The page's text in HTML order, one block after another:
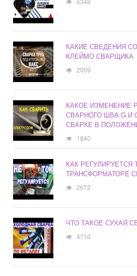
КАКИЕ СВЕДЕНИЯ
КЛЕЙМО СВАРЩИКА
2059
КАКОЕ ИЗМЕНЕНИЕ
СВАРНОГО ШВА G И
СВАРКЕ В
1840
КАК РЕГУЛИРУЕТСЯ
ТРАНСФОРМАТОРЕ
2672
ЧТО ТАКОЕ СУХАЯ
4710